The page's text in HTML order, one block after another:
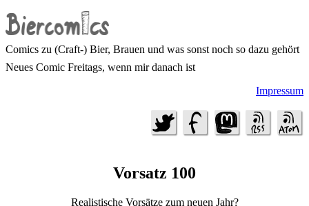
Comics zu (Craft-) Bier, Brauen und was sonst noch so dazu gehört
Neues Comic Freitags, wenn mir danach ist
Impressum
Vorsatz 100
Realistische Vorsätze zum neuen Jahr?